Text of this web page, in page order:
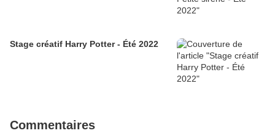
Stage créatif Harry Potter - Été 2022
Commentaires